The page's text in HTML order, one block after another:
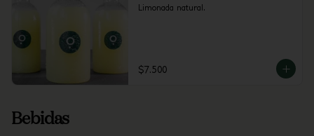
Limonada natural.
$7.500
Bebidas